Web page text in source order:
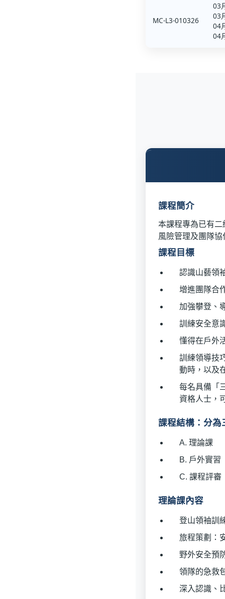
MC-L3-010326
03
03
04
04
課程簡介
本課程專為已有
風險管理及團隊協
課程目標
認識山藝領
增進團隊合
加強攀登、
訓練安全意
懂得在戶外
訓練領導技
動時，以及
每名具備「
資格人士，
課程結構：分為
A. 理論課
B. 戶外實習
C. 課程評審
理論課內容
登山領袖訓
旅程策劃：
野外安全預
領隊的急救
深入認識、